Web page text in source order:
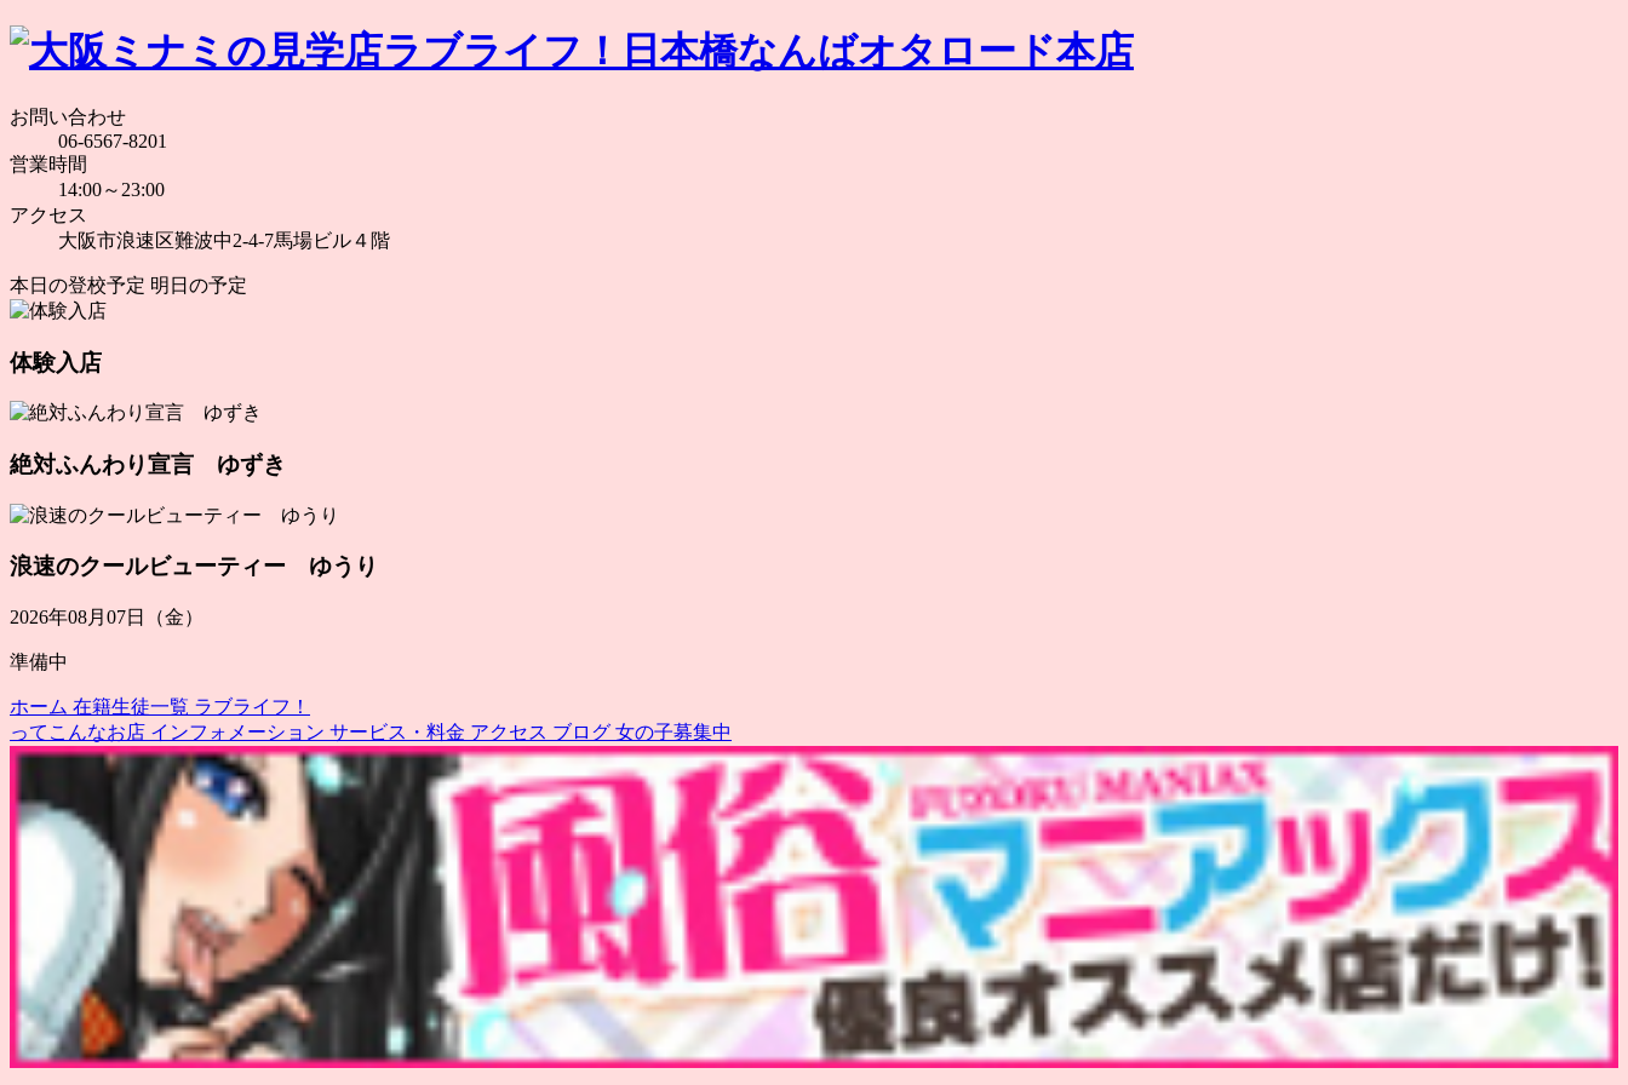
お問い合わせ
06-6567-8201
営業時間
14:00～23:00
アクセス
大阪市浪速区難波中2-4-7馬場ビル４階
本日の登校予定 明日の予定
体験入店
絶対ふんわり宣言 ゆずき
浪速のクールビューティー ゆうり
2026年08月07日（金）
準備中
ホーム 在籍生徒一覧 ラブライフ！
ってこんなお店 インフォメーション サービス・料金 アクセス ブログ 女の子募集中